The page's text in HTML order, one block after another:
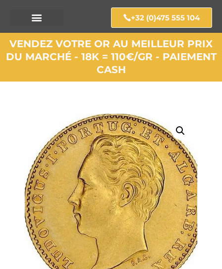
+32 (0)475 555 104
VENDEZ VOTRE OR AU MEILLEUR PRIX
DU MARCHÉ - 18K = 110€/GR - PAIEMENT
CASH